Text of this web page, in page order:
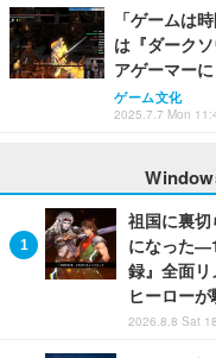
「ゲームは
は『ダーク
アゲーマーに
ゲーム文化
2025.7.7 Mon
祖国に裏切
になった
録』全面リ
ヒーロー
2026.8.8 Sat